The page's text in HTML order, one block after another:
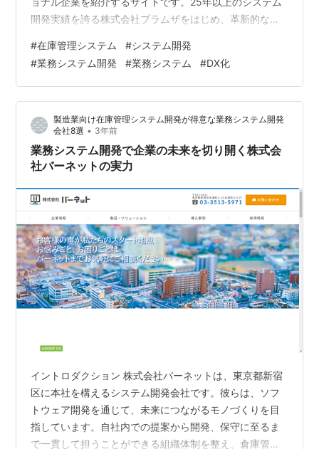
開発実績を誇る株式会社プラムザをはじめ、革新的なク
ビスを詳細に解説。これらの企業は、柔軟かつ高品質な
ソリューションで企業のデジタルトランスフォーメーシ
ョンを加速し、ビジネス成長をサポートします。セキュ
リティ対策や効率的なコミュニケーション、クラウドサ
ービスとの連携にも注力。業務システム開発で企業の未
来を切り開きます。 株式会社プラムザ devx…
#在庫管理システム #システム開発
#業務システム開発 #業務システム #DX化
製造業向け在庫管理システム開発が得意な業務システム開発
会社8選 • 3年前
業務システム開発で企業の未来を切り開く株式会
社バーネットの実力
イントロダクション 株式会社バーネットは、東京都新宿
区に本社を構えるシステム開発会社です。彼らは、ソフ
トウェア開発を通じて、未来につながるモノづくりを目
指しています。自社内での提案から開発、保守に至るま
で一貫して担うことができる組織体制を整え、倉庫管理